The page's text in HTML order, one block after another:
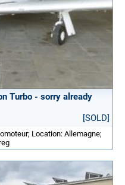
Turbo - sorry already
[SOLD]
Location: Allemagne;